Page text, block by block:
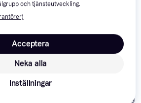
Daiwa Prorex Baby
Crank MR 3g
och tjänsteutveckling.
Neka alla
Acceptera
Inställningar